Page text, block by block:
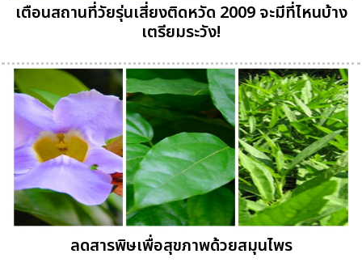
เตือนสถานที่วัยรุ่นเสี่ยงติดหวัด 2009 จะมีที่ไหนบ้าง
เตรียมระวัง!
ลดสารพิษเพื่อสุขภาพด้วยสมุนไพร